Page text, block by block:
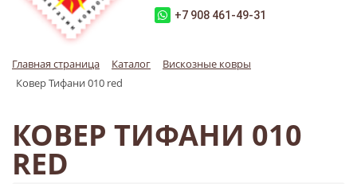
+7 908 461-49-31
Главная страница Каталог
Вискозные ковры
Ковер Тифани 010 red
КОВЕР ТИФАНИ 010
RED